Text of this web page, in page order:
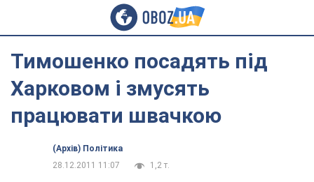
Тимошенко посадять під
Харковом і змусять
працювати швачкою
(Архів) Політика
28.12.2011 11:07
1,2 т.